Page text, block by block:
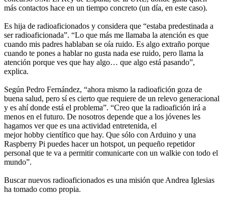
más contactos hace en un tiempo concreto (un día, en este caso).
Es hija de radioaficionados y considera que “estaba predestinada a
ser radioaficionada”. “Lo que más me llamaba la atención es que
cuando mis padres hablaban se oía ruido. Es algo extraño porque
cuando te pones a hablar no gusta nada ese ruido, pero llama la
atención porque ves que hay algo… que algo está pasando”,
explica.
Según Pedro Fernández, “ahora mismo la radioafición goza de
buena salud, pero sí es cierto que requiere de un relevo generacional
y es ahí donde está el problema”. “Creo que la radioafición irá a
menos en el futuro. De nosotros depende que a los jóvenes les
hagamos ver que es una actividad entretenida, el
mejor hobby científico que hay. Que sólo con Arduino y una
Raspberry Pi puedes hacer un hotspot, un pequeño repetidor
personal que te va a permitir comunicarte con un walkie con todo el
mundo”.
Buscar nuevos radioaficionados es una misión que Andrea Iglesias
ha tomado como propia.